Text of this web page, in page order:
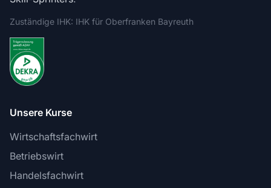
Zuständige IHK: IHK für Oberfranken Bayreuth
Unsere Kurse
Wirtschaftsfachwirt
Betriebswirt
Handelsfachwirt